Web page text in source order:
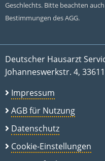
Geschlechts. Bitte beachten
Bestimmungen des AGG.
Deutscher Hausarzt
Johanneswerkstr. 4,
Impressum
AGB für Nutzung
Datenschutz
Cookie-Einstellungen